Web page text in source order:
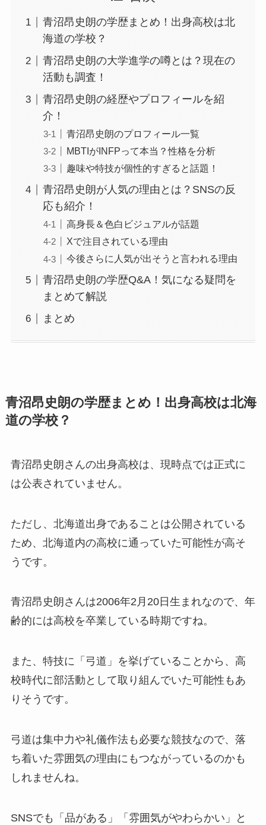
青沼昂史朗の学歴まとめ！出身高校は北
海道の学校？
青沼昂史朗の大学進学の噂とは？現在の
活動も調査！
青沼昂史朗の経歴やプロフィールを紹
介！
青沼昂史朗のプロフィール一覧
MBTIがINFPって本当？性格を分析
趣味や特技が個性的すぎると話題！
青沼昂史朗が人気の理由とは？SNSの反
応も紹介！
高身長＆色白ビジュアルが話題
Xで注目されている理由
今後さらに人気が出そうと言われる理由
青沼昂史朗の学歴Q&A！気になる疑問を
まとめて解説
まとめ
青沼昂史朗の学歴まとめ！出身高校は北海
道の学校？
青沼昂史朗さんの出身高校は、現時点では正式に
は公表されていません。
ただし、北海道出身であることは公開されている
ため、北海道内の高校に通っていた可能性が高そ
うです。
青沼昂史朗さんは2006年2月20日生まれなので、年
齢的には高校を卒業している時期ですね。
また、特技に「弓道」を挙げていることから、高
校時代に部活動として取り組んでいた可能性もあ
りそうです。
弓道は集中力や礼儀作法も必要な競技なので、落
ち着いた雰囲気の理由にもつながっているのかも
しれませんね。
SNSでも「品がある」「雰囲気がやわらかい」と